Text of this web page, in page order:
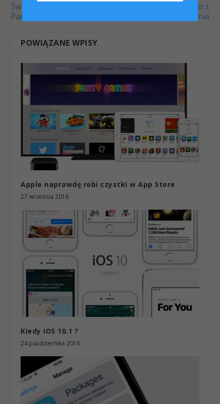
Świetna promocja od
Parallels
Macbook i problem z
portami ładowania
POWIĄZANE WPISY
Apple naprawdę robi czystki w App Store
27 września 2016
Kiedy iOS 10.1 ?
24 października 2016